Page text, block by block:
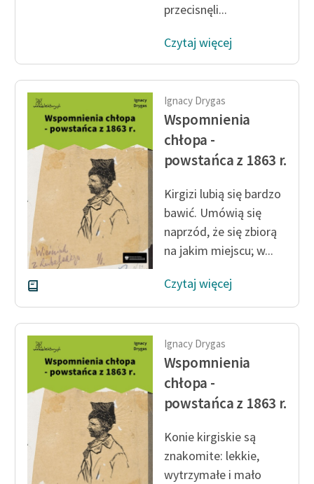
Ręce pełne poezji
Kolekcje edukacyjne
twórców przechodzących
do domeny publicznej,
Starego Testamentu
Odkurzamy bohaterów
Szkoła Poezji Wolnych
Lektur
O nas
Kontakt
Zespół
Zasady wykorzystania
Wolnych Lektur
Logotypy
Materiały promocyjne
przecisnęli...
Czytaj więcej
Ignacy Drygas
Wspomnienia
chłopa -
powstańca z 1863 r.
Kirgizi lubią się bardzo
bawić. Umówią się
naprzód, że się zbiorą
na jakim miejscu; w...
Czytaj więcej
Ignacy Drygas
Wspomnienia
chłopa -
powstańca z 1863 r.
Konie kirgiskie są
znakomite: lekkie,
wytrzymałe i mało